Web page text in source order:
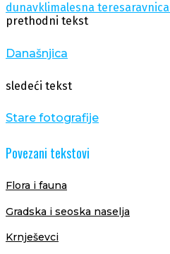
dunavklimalesna teresaravnica
prethodni tekst
Današnjica
sledeći tekst
Stare fotografije
Povezani tekstovi
Flora i fauna
Gradska i seoska naselja
Krnješevci